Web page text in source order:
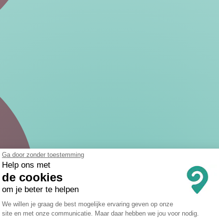
Ga door zonder toestemming
Help ons met
de cookies
om je beter te helpen
Toestemmingsbeheerplatform:
We willen je graag de best mogelijke ervaring geven op onze
site en met onze communicatie. Maar daar hebben we jou voor nodig.